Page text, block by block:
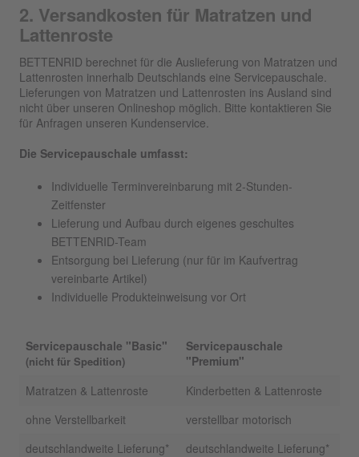
2. Versandkosten für Matratzen und
Lattenroste
BETTENRID berechnet für die Auslieferung von Matratzen und
Lattenrosten innerhalb Deutschlands eine Servicepauschale.
Lieferungen von Matratzen und Lattenrosten ins Ausland sind
nicht über unseren Onlineshop möglich. Bitte kontaktieren Sie
für Anfragen unseren Kundenservice.
Die Servicepauschale umfasst:
Individuelle Terminvereinbarung mit 2-Stunden-
Zeitfenster
Lieferung und Aufbau durch eigenes geschultes
BETTENRID-Team
Entsorgung bei Lieferung (nur für im Kaufvertrag
vereinbarte Artikel)
Individuelle Produkteinweisung vor Ort
Servicepauschale "Basic"
(nicht für Spedition)
Servicepauschale
"Premium"
Matratzen & Lattenroste
Kinderbetten & Lattenroste
ohne Verstellbarkeit
verstellbar motorisch
deutschlandweite Lieferung*
deutschlandweite Lieferung*